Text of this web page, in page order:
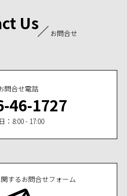
Us お問合せ
問合せ電話
46-1727
：8:00 - 17:00
するお問合せフォーム